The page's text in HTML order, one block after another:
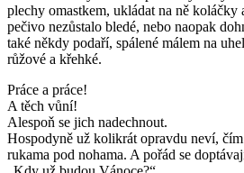
plechy omastkem, ukládat na ně
pečivo nezůstalo bledé, nebo naopak
také někdy podaří, spálené málem na
růžové a křehké.
Práce a práce!
A těch vůní!
Alespoň se jich nadechnout.
Hospodyně už kolikrát opravdu neví,
rukama pod nohama. A pořád se